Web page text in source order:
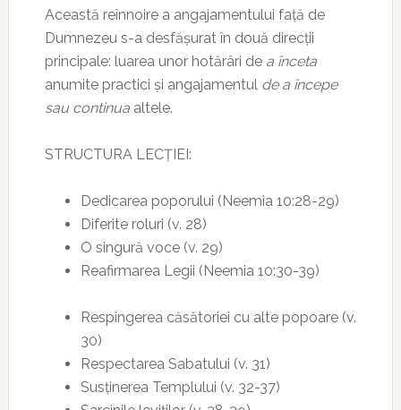
Această reînnoire a angajamentului față de
Dumnezeu s-a desfășurat în două direcții
principale: luarea unor hotărâri de a înceta
anumite practici și angajamentul de a începe
sau continuaaltele.
STRUCTURA LECȚIEI:
Dedicarea poporului (Neemia 10:28-29)
Diferite roluri (v. 28)
O singură voce (v. 29)
Reafirmarea Legii (Neemia 10:30-39)
Respingerea căsătoriei cu alte popoare (v.
30)
Respectarea Sabatului (v. 31)
Susținerea Templului (v. 32-37)